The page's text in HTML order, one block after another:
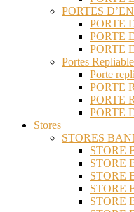
PORTES
PORTE
PORTE
PORTE
Portes
Porte
PORTE
PORTE
PORTE
Stores
STORES
STORE
STORE
STORE
STORE
STORE